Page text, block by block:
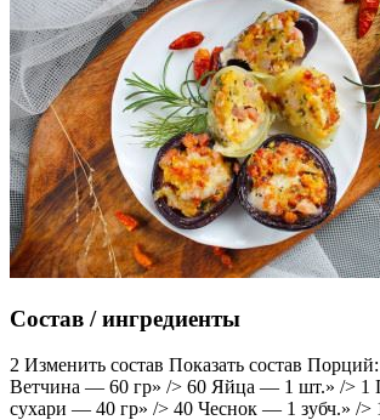
Состав / ингредиенты
2 Изменить состав Показать состав
Ветчина — 60 гр» /> 60 Яйца — 1 шт.» /> 1
сухари — 40 гр» /> 40 Чеснок — 1 зубч.» /